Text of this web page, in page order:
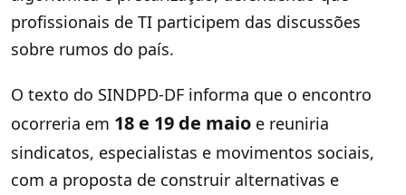
profissionais de TI participem das discussões
sobre rumos do país.
O texto do SINDPD-DF informa que o encontro
ocorreria em 18 e 19 de maio e reuniria
sindicatos, especialistas e movimentos sociais,
com a proposta de construir alternativas e